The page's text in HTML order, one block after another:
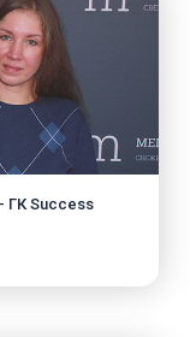
ГК Success